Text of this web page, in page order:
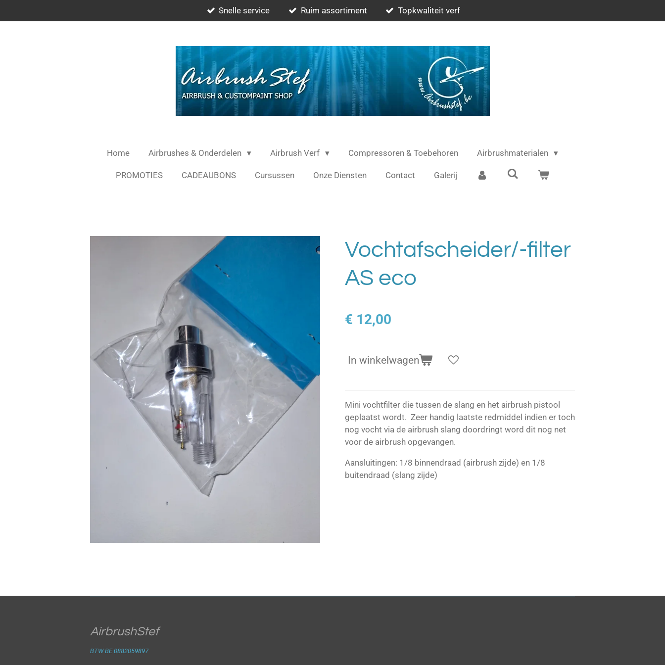
direct
Snelle service Ruim assortiment Topkwaliteit verf
Home Airbrushes & Onderdelen Airbrush Verf Compressoren & Toebehoren Airbrushmaterialen
PROMOTIES CADEAUBONS Cursussen Onze Diensten Contact Galerij
Vochtafscheider/-filter
AS eco
€ 12,00
In winkelwagen
Mini vochtfilter die tussen de slang en het airbrush pistool
geplaatst wordt. Zeer handig laatste redmiddel indien er toch
nog vocht via de airbrush slang doordringt word dit nog net
voor de airbrush opgevangen.
Aansluitingen: 1/8 binnendraad (airbrush zijde) en 1/8
buitendraad (slang zijde)
AirbrushStef
BTW BE 0882059897